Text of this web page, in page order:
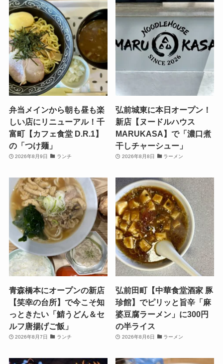
弁当メインから朝も昼も楽
しい店にリニューアル！千
富町【カフェ食堂 D.R.1】
の「つけ麺」
2026年8月9日 ランチ
弘前城東に本日オープン！
新店【ヌードルハウス
MARUKASA】で「濃口煮
干しチャーシュー」
2026年8月8日 ラーメン
青森橋本にオープンの新店
【笑幸の台所】で今こそ知
っときたい「鯖うどん＆セ
ルフ唐揚げご飯」
2026年8月7日 ランチ
弘前田町【中華食堂酒家 豚
珍館】でピリッと旨辛「麻
婆豆腐ラーメン」に300円
の半ライス
2026年8月6日 ラーメン